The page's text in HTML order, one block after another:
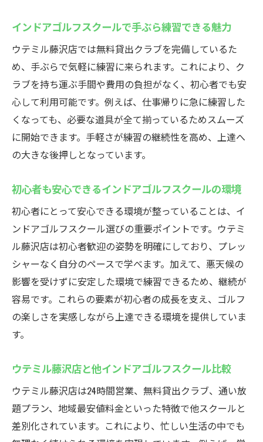
ウテミル藤沢店でゴルフ技術を向上させよう
インドアゴルフスクールでスイング技術を
磨く
藤沢駅近くでゴルフ上達を目指すならここ
ウテミル藤沢店の最新機器とレッスン内容
インドアゴルフスクールで効率的な練習を
実現
初心者から上級者まで満足の指導体制
ゴルフフィッティングも充実のインドアゴ
ルフ
藤沢でインドアゴルフを楽しむならウテミル
インドアゴルフスクールで快適な練習時間
を提供
藤沢で楽しむインドアゴルフの魅力ポイン
ト
ウテミル藤沢店ならシミュレーションゴル
達
地域で話題のインドアゴルフスクールを選
ぶ理由
ウテミル藤沢店の利用者レビューから学ぶ
インドアゴルフスクールで手ぶら練習できる魅力
ウテミル藤沢店では無料貸出クラブを完備しているた
め、手ぶらで気軽に練習に来られます。これにより、ク
ラブを持ち運ぶ手間や費用の負担がなく、初心者でも安
心して利用可能です。例えば、仕事帰りに急に練習した
くなっても、必要な道具が全て揃っているためスムーズ
に開始できます。手軽さが練習の継続性を高め、上達へ
の大きな後押しとなっています。
初心者も安心できるインドアゴルフスクールの環境
初心者にとって安心できる環境が整っていることは、イ
ンドアゴルフスクール選びの重要ポイントです。ウテミ
ル藤沢店は初心者歓迎の姿勢を明確にしており、プレッ
シャーなく自分のペースで学べます。加えて、悪天候の
影響を受けずに安定した環境で練習できるため、継続が
容易です。これらの要素が初心者の成長を支え、ゴルフ
の楽しさを実感しながら上達できる環境を提供していま
す。
ウテミル藤沢店と他インドアゴルフスクール比較
ウテミル藤沢店は24時間営業、無料貸出クラブ、通い放
題プラン、地域最安値料金といった特徴で他スクールと
差別化されています。これにより、忙しい生活の中でも